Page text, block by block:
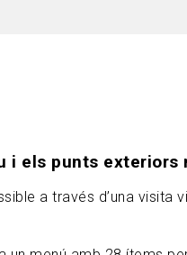
els punts exteriors
a través d’una